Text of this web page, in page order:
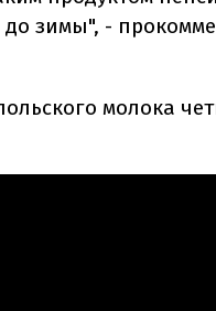
до зимы", -
молока